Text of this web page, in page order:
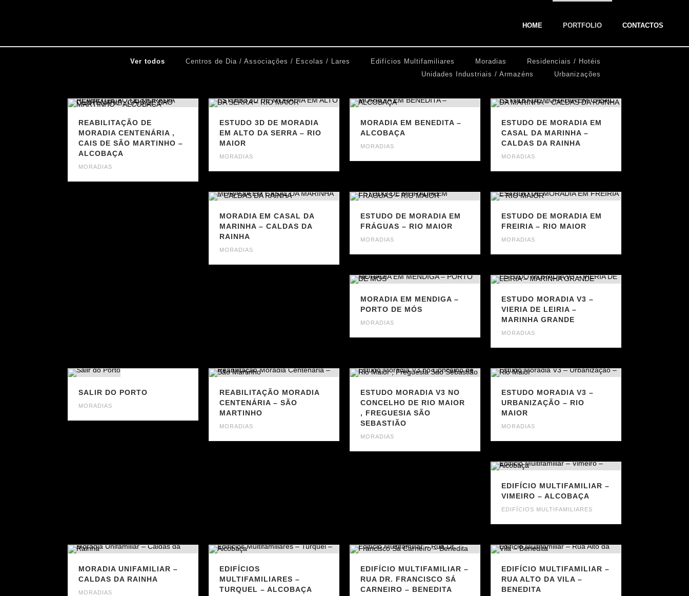
HOME PORTFOLIO CONTACTOS
Ver todos Centros de Dia / Associações / Escolas / Lares Edifícios Multifamiliares Moradias
Residenciais / Hotéis
Unidades Industriais / Armazéns
Urbanizações
REABILITAÇÃO DE
MORADIA CENTENÁRIA ,
CAIS DE SÃO MARTINHO –
ALCOBAÇA
MORADIAS
ESTUDO 3D DE MORADIA
EM ALTO DA SERRA – RIO
MAIOR
MORADIAS
MORADIA EM BENEDITA –
ALCOBAÇA
MORADIAS
ESTUDO DE MORADIA EM
CASAL DA MARINHA –
CALDAS DA RAINHA
MORADIAS
MORADIA EM CASAL DA
MARINHA – CALDAS DA
RAINHA
MORADIAS
ESTUDO DE MORADIA EM
FRÁGUAS – RIO MAIOR
MORADIAS
ESTUDO DE MORADIA EM
FREIRIA – RIO MAIOR
MORADIAS
MORADIA EM MENDIGA –
PORTO DE MÓS
MORADIAS
ESTUDO MORADIA V3 –
VIERIA DE LEIRIA –
MARINHA GRANDE
MORADIAS
SALIR DO PORTO
MORADIAS
REABILITAÇÃO MORADIA
CENTENÁRIA – SÃO
MARTINHO
MORADIAS
ESTUDO MORADIA V3 NO
CONCELHO DE RIO MAIOR
, FREGUESIA SÃO
SEBASTIÃO
MORADIAS
ESTUDO MORADIA V3 –
URBANIZAÇÃO – RIO
MAIOR
MORADIAS
EDIFÍCIO MULTIFAMILIAR –
VIMEIRO – ALCOBAÇA
EDIFÍCIOS MULTIFAMILIARES
MORADIA UNIFAMILIAR –
CALDAS DA RAINHA
MORADIAS
EDIFÍCIOS
MULTIFAMILIARES –
TURQUEL – ALCOBAÇA
EDIFÍCIO MULTIFAMILIAR –
RUA DR. FRANCISCO SÁ
CARNEIRO – BENEDITA
EDIFÍCIO MULTIFAMILIAR –
RUA ALTO DA VILA –
BENEDITA